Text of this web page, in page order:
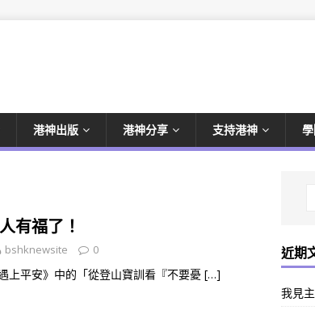
港神出版 港神分享 支持港神
有福了！
bshknewsite 0
上平安》中的「從登山寶訓看『不要憂 […]
近期
我見